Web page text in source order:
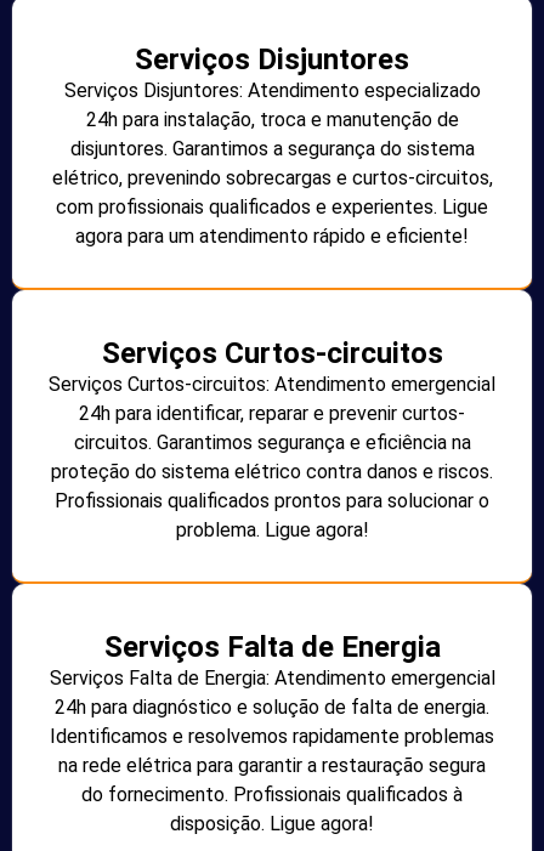
Serviços Disjuntores
Serviços Disjuntores: Atendimento especializado
24h para instalação, troca e manutenção de
disjuntores. Garantimos a segurança do sistema
elétrico, prevenindo sobrecargas e curtos-circuitos,
com profissionais qualificados e experientes. Ligue
agora para um atendimento rápido e eficiente!
Serviços Curtos-circuitos
Serviços Curtos-circuitos: Atendimento emergencial
24h para identificar, reparar e prevenir curtos-
circuitos. Garantimos segurança e eficiência na
proteção do sistema elétrico contra danos e riscos.
Profissionais qualificados prontos para solucionar o
problema. Ligue agora!
Serviços Falta de Energia
Serviços Falta de Energia: Atendimento emergencial
24h para diagnóstico e solução de falta de energia.
Identificamos e resolvemos rapidamente problemas
na rede elétrica para garantir a restauração segura
do fornecimento. Profissionais qualificados à
disposição. Ligue agora!